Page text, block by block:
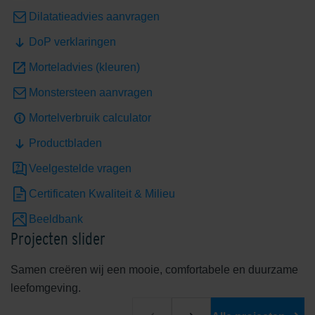
Unique Beige
Exclusieve kleuren
Dilatatieadvies aanvragen
DoP verklaringen
Morteladvies (kleuren)
Monstersteen aanvragen
Mortelverbruik calculator
Productbladen
Veelgestelde vragen
Certificaten Kwaliteit & Milieu
Beeldbank
Projecten slider
Samen creëren wij een mooie, comfortabele en duurzame
leefomgeving.